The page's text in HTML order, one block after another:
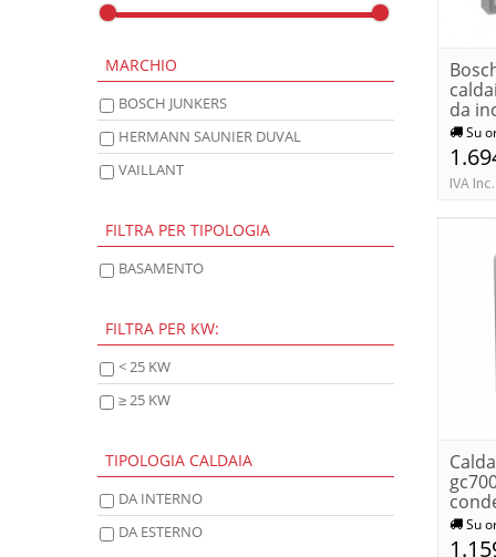
MARCHIO
BOSCH JUNKERS
HERMANN SAUNIER DUVAL
VAILLANT
FILTRA PER TIPOLOGIA
BASAMENTO
FILTRA PER KW:
< 25 KW
≥ 25 KW
TIPOLOGIA CALDAIA
DA INTERNO
DA ESTERNO
da
...Su
IVA Inc.
Su